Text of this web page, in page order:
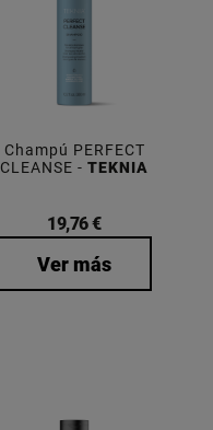
Champú PERFECT
CLEANSE - TEKNIA
19,76 €
Ver más